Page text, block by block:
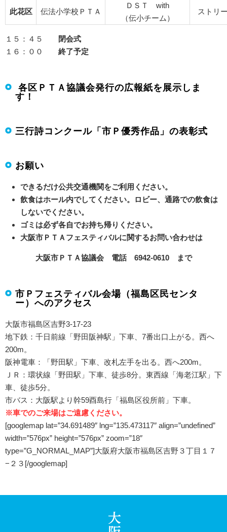
此花区 伝法小学校ＰＴＡ
ＤＳＴ with
（伝小チーム）
ストリ
１５：４５
閉会式
１６：００ 終了予定
各区ＰＴＡ協議会発行の広報紙を展示しま
す！
三行詩コンクール「市Ｐ優秀作品」の表彰式
お願い
できるだけ公共交通機関をご利用ください。
飲食はホール内でしてください。ロビー、通路での飲食は
しないでください。
ゴミは必ず各自でお持ち帰りください。
大阪市ＰＴＡフェスティバルに関するお問い合わせは
大阪市ＰＴＡ協議会 電話 6942-0610 まで
市Ｐフェスティバル会場（福島区民センタ
ー）へのアクセス
大阪市福島区吉野3-17-23
地下鉄：千日前線「野田阪神駅」下車、7番出口上がる。西へ
200m。
阪神電車：「野田駅」下車、改札左手を出る。西へ200m。
ＪＲ：環状線「野田駅」下車、徒歩8分。東西線「海老江駅」下
車、徒歩5分。
市バス：大阪駅より幹59酉島行「福島区役所前」下車。
※車でのご来場はご遠慮ください。
[googlemap lat=”34.691489″ lng=”135.473117″ align=”undefined”
width=”576px” height=”576px” zoom=”18″
type=”G_NORMAL_MAP”]大阪府大阪市福島区吉野３丁目１７
−２３[/googlemap]